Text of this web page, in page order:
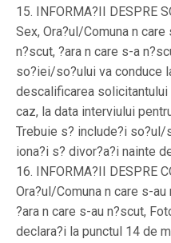
15. INFORMA?II DESPRE
Sex, Ora?ul/Comuna n care
n?scut, ?ara n care s-a
so?iei/so?ului va conduce
descalificarea
caz, la data interviului
Trebuie s? include?i so?ul/
iona?i s? divor?a?i nainte
16. INFORMA?II DESPRE
Ora?ul/Comuna n care s-au
?ara n care s-au n?scut,
declara?i la punctul 14 de